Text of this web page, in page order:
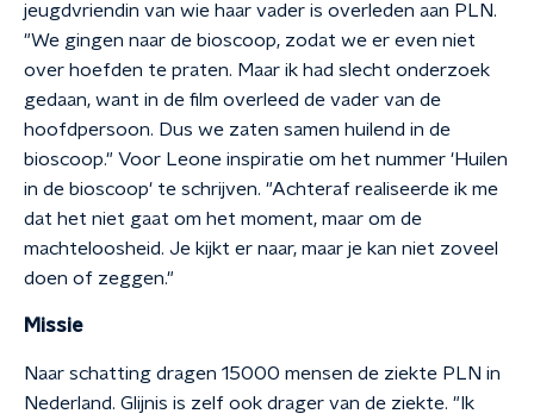
jeugdvriendin van wie haar vader is overleden aan PLN.
"We gingen naar de bioscoop, zodat we er even niet
over hoefden te praten. Maar ik had slecht onderzoek
gedaan, want in de film overleed de vader van de
hoofdpersoon. Dus we zaten samen huilend in de
bioscoop." Voor Leone inspiratie om het nummer 'Huilen
in de bioscoop' te schrijven. "Achteraf realiseerde ik me
dat het niet gaat om het moment, maar om de
machteloosheid. Je kijkt er naar, maar je kan niet zoveel
doen of zeggen."
Missie
Naar schatting dragen 15000 mensen de ziekte PLN in
Nederland. Glijnis is zelf ook drager van de ziekte. "Ik